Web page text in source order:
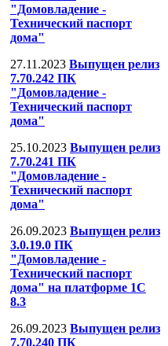
"Домовладение -
Технический паспорт
дома"
27.11.2023 Выпущен релиз
7.70.242 ПК
"Домовладение -
Технический паспорт
дома"
25.10.2023 Выпущен релиз
7.70.241 ПК
"Домовладение -
Технический паспорт
дома"
26.09.2023 Выпущен релиз
3.0.19.0 ПК
"Домовладение -
Технический паспорт
дома" на платформе 1С
8.3
26.09.2023 Выпущен релиз
7.70.240 ПК